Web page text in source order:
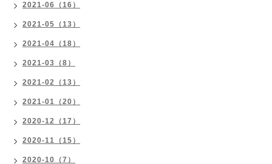
2021-06（16）
2021-05（13）
2021-04（18）
2021-03（8）
2021-02（13）
2021-01（20）
2020-12（17）
2020-11（15）
2020-10（7）